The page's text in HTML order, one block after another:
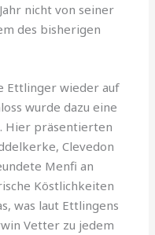
nicht von seiner
des bisheri­gen
Ettlinger wieder auf
wurde dazu eine
Hier präsentierten
Clevedon
Menfi an
Köstlichkeiten
was laut Ettlingens
Vetter zu jedem